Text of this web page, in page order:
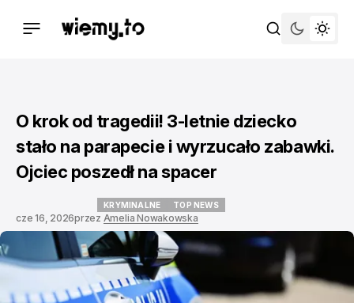
O krok od tragedii! 3-letnie dziecko
stało na parapecie i wyrzucało zabawki.
Ojciec poszedł na spacer
KRYMINALNE TOP NEWS
cze 16, 2026przez Amelia Nowakowska